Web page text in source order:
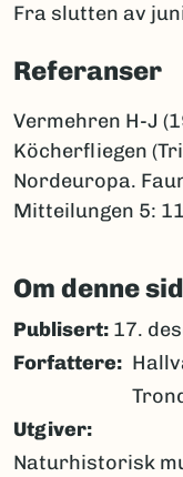
Fra slutten av
Referanser
Vermehren H-J
Köcherfliegen
Nordeuropa.
Mitteilungen 5:
Om denne
Publisert: 17.
Forfattere
Utgiver
Naturhistorisk